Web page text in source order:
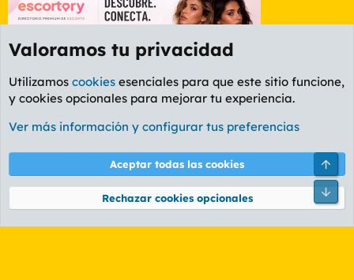
Foro General
Cookies
PL OLDSTYLE AMARILLO
Términos y reglas Política de privacidad Ayuda
Community platform by XenForo® © 2010-2026 XenForo Ltd.
Valoramos tu privacidad
Utilizamos cookies esenciales para que este sitio funcione,
y cookies opcionales para mejorar tu experiencia.
Ver más información y configurar tus preferencias
Aceptar todas las cookies
Rechazar cookies opcionales
Pie